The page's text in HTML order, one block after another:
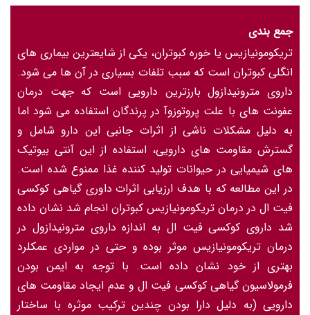
جمع بندی
تریکومونیازیس یا خوره کبوتران، یکی از شایعترین بیماری های
انگلی کبوتران است که سبب تلفات بسیاری در آن ها می شود.
داروی مترونیدازول بارزترین دارویی است که جهت درمان
عفونت های با علت پروتوزوآ در پرندگان استفاده می شود اما
به دلیل مشکلات ناشی از اثرات جانبی این دارو شامل و
گسترش مقاومت های دارویی، استفاده از این آنتی بیوتیک
های شیمیایی در حیوانات تولید کننده غذا ممنوع شده است.
در این مطالعه که با هدف ارزیابی اثرات داوری گیاهی کوکسی
فیت ال در درمان تریکومونیازیس کبوتران انجام شد نشان داده
شد داروی کوکسی فیت ال به اندازه داروی مترونیدازول در
درمان تریکومونیازیس موثر بوده و حتی در مواردی عمکلرد
بهتری از خود نشان داده است. با توجه به ایمن بودن
فرمولاسیون گیاهی کوکسی فیت ال و عدم ایجاد مقاومت های
دارویی (به دلیل دارا بودن چندین ترکیب موثره با ساختار